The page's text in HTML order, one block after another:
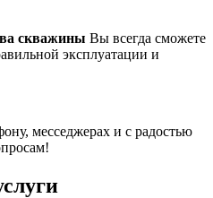
скважины Вы всегда сможете
эксплуатации и
месседжерах и с радостью